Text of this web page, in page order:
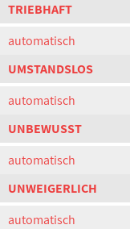
TRIEBHAFT
automatisch
UMSTANDSLOS
automatisch
UNBEWUSST
automatisch
UNWEIGERLICH
automatisch